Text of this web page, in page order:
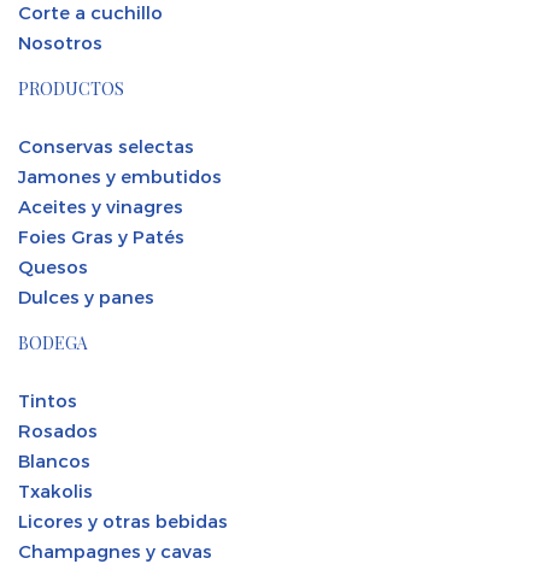
Corte a cuchillo
Nosotros
PRODUCTOS
Conservas selectas
Jamones y embutidos
Aceites y vinagres
Foies Gras y Patés
Quesos
Dulces y panes
BODEGA
Tintos
Rosados
Blancos
Txakolis
Licores y otras bebidas
Champagnes y cavas